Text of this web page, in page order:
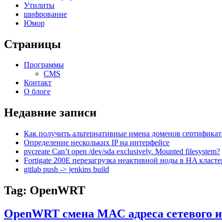
Утилиты
шифрование
Юмор
Страницы
Программы
CMS
Контакт
О блоге
Недавние записи
Как получить альтернативные имена доменов
Определение нескольких IP на интерфейсе
pvcreate Can’t open /dev/sda exclusively. Mounted filesystem?
Fortigate 200E перезагрузка неактивной ноды в HA
gitlab push -> jenkins build
Tag: OpenWRT
OpenWRT смена MAC адреса сетевого